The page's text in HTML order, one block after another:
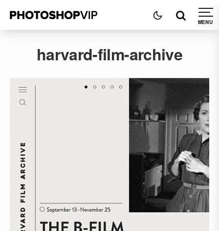
harvard-film-archive